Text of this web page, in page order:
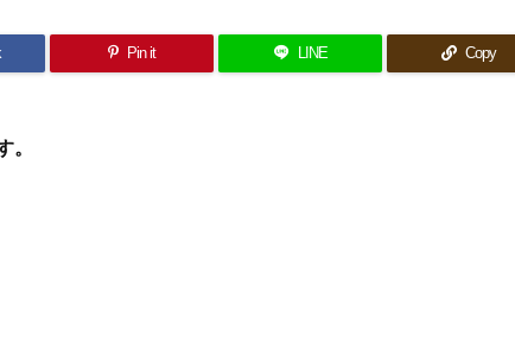
Pin it LINE Copy